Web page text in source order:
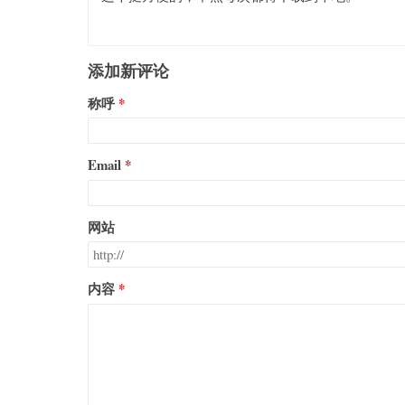
添加新评论
称呼
Email
网站
内容